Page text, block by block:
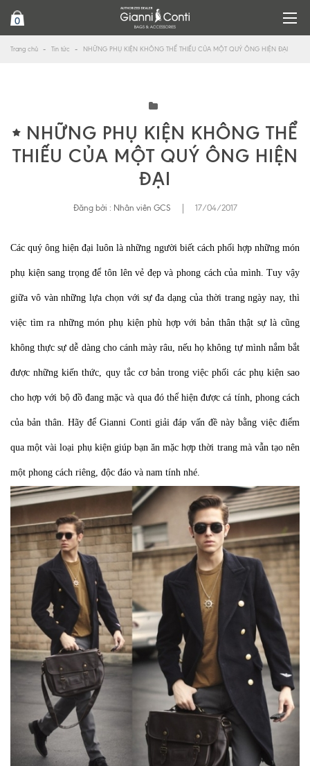
0
Trang chủ Tin tức NHỮNG PHỤ KIỆN KHÔNG THỂ THIẾU CỦA MỘT QUÝ ÔNG HIỆN ĐẠI
NHỮNG PHỤ KIỆN KHÔNG THỂ
THIẾU CỦA MỘT QUÝ ÔNG HIỆN
ĐẠI
Đăng bởi : Nhân viên GCS 17/04/2017
Các quý ông hiện đại luôn là những người biết cách phối hợp những món
phụ kiện sang trọng để tôn lên vẻ đẹp và phong cách của mình. Tuy vậy
giữa vô vàn những lựa chọn với sự đa dạng của thời trang ngày nay, thì
việc tìm ra những món phụ kiện phù hợp với bản thân thật sự là cũng
không thực sự dễ dàng cho cánh mày râu, nếu họ không tự mình nắm bắt
được những kiến thức, quy tắc cơ bản trong việc phối các phụ kiện sao
cho hợp với bộ đồ đang mặc và qua đó thể hiện được cá tính, phong cách
của bản thân. Hãy để Gianni Conti giải đáp vấn đề này bằng việc điểm
qua một vài loại phụ kiện giúp bạn ăn mặc hợp thời trang mà vẫn tạo nên
một phong cách riêng, độc đáo và nam tính nhé.